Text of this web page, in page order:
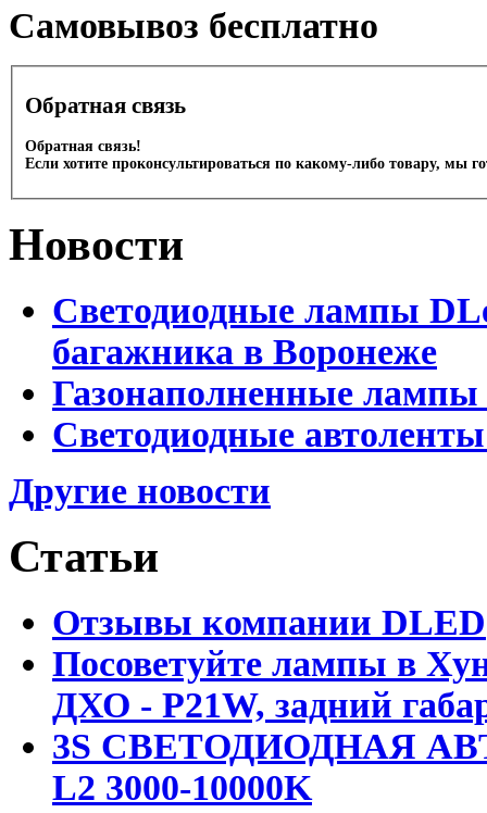
Cамовывоз бесплатно
Обратная связь
Обратная связь!
Если хотите проконсультироваться по какому-либо товару, мы
Новости
Светодиодные лампы
багажника в Воронеже
Газонаполненные
Светодиодные
Другие новости
Статьи
Отзывы компании DLED
Посоветуйте лампы в
ДХО - P21W, задний
3S СВЕТОДИОДНАЯ
L2 3000-10000K